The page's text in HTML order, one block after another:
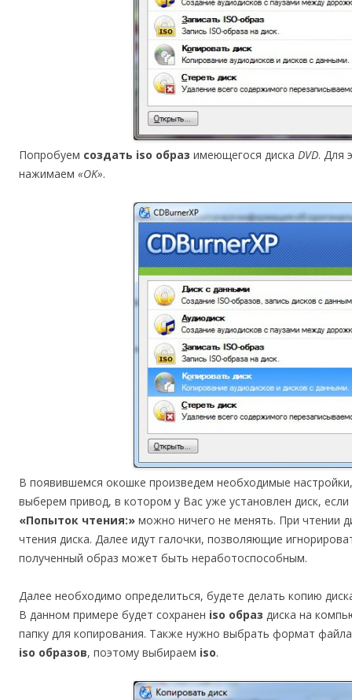
Попробуем создать iso образ имеющегося диска DVD. Для
нажимаем «OK».
В появившемся окошке произведем необходимые
выберем привод, в котором у Вас уже установлен диск,
«Попыток чтения:» можно ничего не менять. При чтении
чтения диска. Далее идут галочки, позволяющие
полученный образ может быть неработоспособным.
Далее необходимо определиться, будете делать копию
В данном примере будет сохранен iso образ диска на
папку для копирования. Также нужно выбрать формат
iso образов, поэтому выбираем iso.